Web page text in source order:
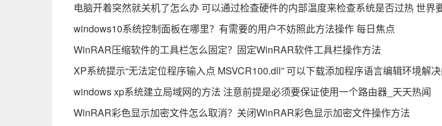
电脑开着突然就关机了怎么办 可以通过检查硬件的内部温度来检查系统是否过热 世界
windows10系统控制面板在哪里？有需要的用户不妨照此方法操作 每日焦点
WinRAR压缩软件的工具栏怎么固定？固定WinRAR软件工具栏操作方法
XP系统提示“无法定位程序输入点 MSVCR100.dll” 可以下载添加程序语言编辑环境解
windows xp系统建立局域网的方法 注意前提是必须要保证使用一个路由器_天天热闻
WinRAR彩色显示加密文件怎么取消？关闭WinRAR彩色显示加密文件操作方法